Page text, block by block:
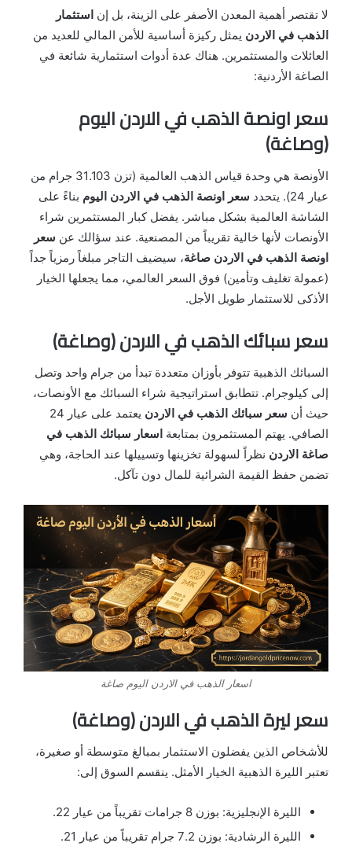
لا تقتصر أهمية المعدن الأصفر على الزينة، بل إن استثمار
الذهب في الاردن يمثل ركيزة أساسية للأمن المالي للعديد من
العائلات والمستثمرين. هناك عدة أدوات استثمارية شائعة في
الصاغة الأردنية:
سعر اونصة الذهب في الاردن اليوم
(وصاغة)
الأونصة هي وحدة قياس الذهب العالمية (تزن 31.103 جرام من
عيار 24). يتحدد
سعر اونصة الذهب في الاردن اليوم بناءً على
الشاشة العالمية بشكل مباشر. يفضل كبار المستثمرين شراء
الأونصات لأنها خالية تقريباً من المصنعية. عند سؤالك عن سعر
اونصة الذهب في الاردن صاغة، سيضيف التاجر مبلغاً رمزياً جداً
(عمولة تغليف وتأمين) فوق السعر العالمي، مما يجعلها الخيار
الأذكى للاستثمار طويل الأجل.
سعر سبائك الذهب في الاردن (وصاغة)
السبائك الذهبية تتوفر بأوزان متعددة تبدأ من جرام واحد وتصل
إلى كيلوجرام. تتطابق استراتيجية شراء السبائك مع الأونصات،
حيث أن سعر سبائك الذهب في الاردن
يعتمد على عيار 24
الصافي. يهتم المستثمرون بمتابعة اسعار سبائك الذهب في
صاغة الاردن نظراً لسهولة تخزينها وتسييلها عند الحاجة، وهي
تضمن حفظ القيمة الشرائية للمال دون تآكل.
اسعار الذهب في الاردن اليوم صاغة
سعر ليرة الذهب في الاردن (وصاغة)
للأشخاص الذين يفضلون الاستثمار بمبالغ متوسطة أو صغيرة،
تعتبر الليرة الذهبية الخيار الأمثل. ينقسم السوق إلى:
الليرة الإنجليزية: بوزن 8 جرامات تقريباً من عيار 22.
الليرة الرشادية: بوزن 7.2 جرام تقريباً من عيار 21.